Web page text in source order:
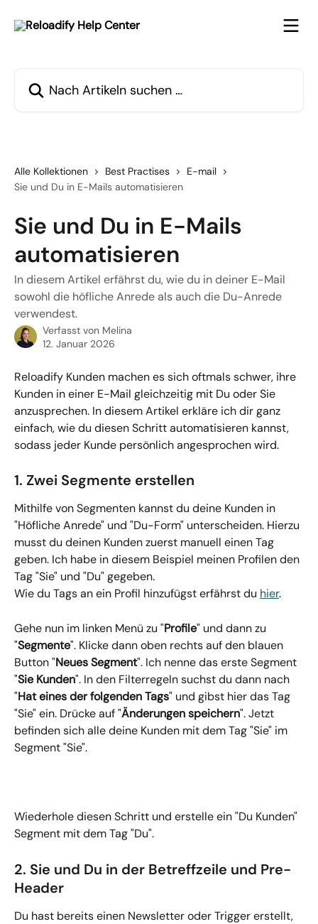
Alle Kollektionen Best Practises
E-mail
Sie und Du in E-Mails automatisieren
Sie und Du in E-Mails
automatisieren
In diesem Artikel erfährst du, wie du in deiner E-Mail
sowohl die höfliche Anrede als auch die Du-Anrede
verwendest.
Verfasst von Melina
12. Januar 2026
Reloadify Kunden machen es sich oftmals schwer, ihre
Kunden in einer E-Mail gleichzeitig mit Du oder Sie
anzusprechen. In diesem Artikel erkläre ich dir ganz
einfach, wie du diesen Schritt automatisieren kannst,
sodass jeder Kunde persönlich angesprochen wird.
1. Zwei Segmente erstellen
Mithilfe von Segmenten kannst du deine Kunden in
"Höfliche Anrede" und "Du-Form" unterscheiden. Hierzu
musst du deinen Kunden zuerst manuell einen Tag
geben. Ich habe in diesem Beispiel meinen Profilen den
Tag "Sie" und "Du" gegeben.
Wie du Tags an ein Profil hinzufügst erfährst du hier.
Gehe nun im linken Menü zu "Profile" und dann zu
"Segmente". Klicke dann oben rechts auf den blauen
Button "Neues Segment". Ich nenne das erste Segment
"Sie Kunden". In den Filterregeln suchst du dann nach
"Hat eines der folgenden Tags" und gibst hier das Tag
"Sie" ein. Drücke auf "Änderungen speichern". Jetzt
befinden sich alle deine Kunden mit dem Tag "Sie" im
Segment "Sie".
Wiederhole diesen Schritt und erstelle ein "Du Kunden"
Segment mit dem Tag "Du".
2. Sie und Du in der Betreffzeile und Pre-
Header
Du hast bereits einen Newsletter oder Trigger erstellt,